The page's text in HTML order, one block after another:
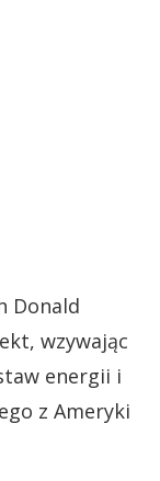
Donald
wzywając
energii i
z Ameryki